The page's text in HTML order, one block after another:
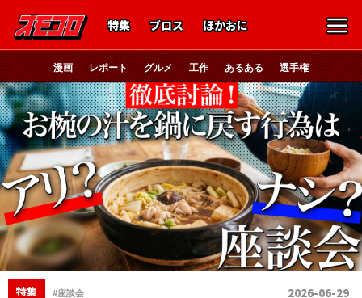
特集 ブロス ほかおに
漫画 レポート グルメ 工作 あるある 選手権
特集 #座談会 2026-06-29